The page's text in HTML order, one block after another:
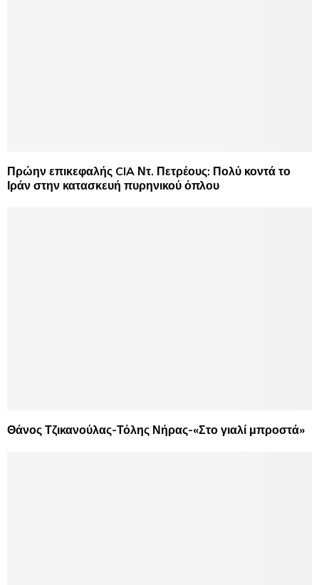
Πρώην επικεφαλής CIA Ντ. Πετρέους: Πολύ κοντά το
Ιράν στην κατασκευή πυρηνικού όπλου
Θάνος Τζικανούλας-Τόλης Νήρας-«Στο γιαλί μπροστά»